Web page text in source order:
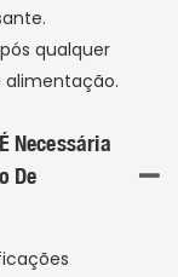
qualquer
alimentação.
Necessária
De